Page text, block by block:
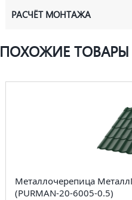
РАСЧЁТ МОНТАЖА
ПОХОЖИЕ ТОВАРЫ
Металлочерепица
(PURMAN-20-6005-0.5)